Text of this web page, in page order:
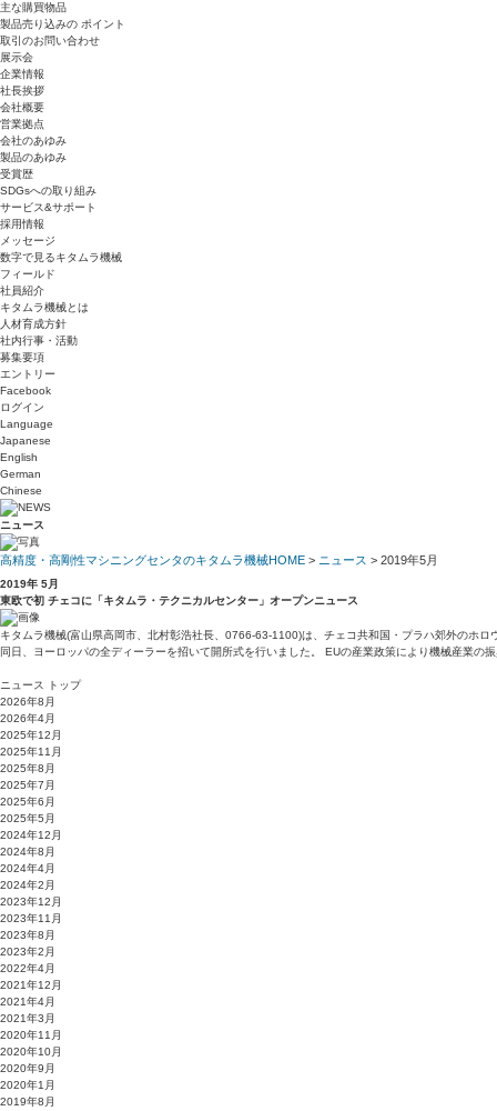
主な購買物品
製品売り込みの ポイント
取引のお問い合わせ
展示会
企業情報
社長挨拶
会社概要
営業拠点
会社のあゆみ
製品のあゆみ
受賞歴
SDGsへの取り組み
サービス&サポート
採用情報
メッセージ
数字で見るキタムラ機械
フィールド
社員紹介
キタムラ機械とは
人材育成方針
社内行事・活動
募集要項
エントリー
Facebook
ログイン
Language
Japanese
English
German
Chinese
ニュース
高精度・高剛性マシニングセンタのキタムラ機械HOME > ニュース > 2019年5月
2019年 5月
東欧で初 チェコに「キタムラ・テクニカルセンター」オープンニュース
キタムラ機械(富山県高岡市、北村彰浩社長、0766-63-1100)は、チェコ共和国・プラハ郊外のホ
同日、ヨーロッパの全ディーラーを招いて開所式を行いました。 EUの産業政策により機械産業の
ニュース トップ
2026年8月
2026年4月
2025年12月
2025年11月
2025年8月
2025年7月
2025年6月
2025年5月
2024年12月
2024年8月
2024年4月
2024年2月
2023年12月
2023年11月
2023年8月
2023年2月
2022年4月
2021年12月
2021年4月
2021年3月
2020年11月
2020年10月
2020年9月
2020年1月
2019年8月